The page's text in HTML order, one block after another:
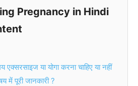
Pregnancy in Hindi
एक्सरसाइज या योगा करना चाहिए या नहीं
में पूरी जानकारी ?